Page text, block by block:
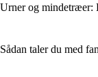
Urner og mindetræer:
Sådan taler du med